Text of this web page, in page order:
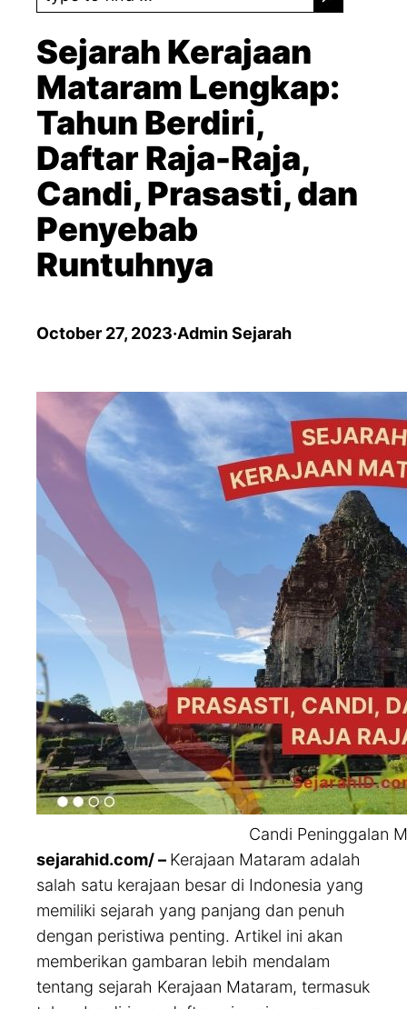
e
a
r
c
h
Sejarah Kerajaan
Mataram Lengkap:
Tahun Berdiri,
Daftar Raja-Raja,
Candi, Prasasti, dan
Penyebab
Runtuhnya
October 27, 2023·Admin Sejarah
Candi Peninggalan
sejarahid.com/ – Kerajaan Mataram adalah
salah satu kerajaan besar di Indonesia yang
memiliki sejarah yang panjang dan penuh
dengan peristiwa penting. Artikel ini akan
memberikan gambaran lebih mendalam
tentang sejarah Kerajaan Mataram, termasuk